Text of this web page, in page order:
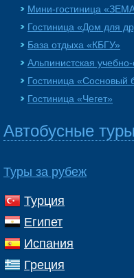
Мини-гостиница
Гостиница «Дом для
База отдыха «КБГУ»
Альпинистская
Гостиница «Сосновый
Гостиница «Чегет»
Автобусные
Туры за рубеж
Турция
Египет
Испания
Греция